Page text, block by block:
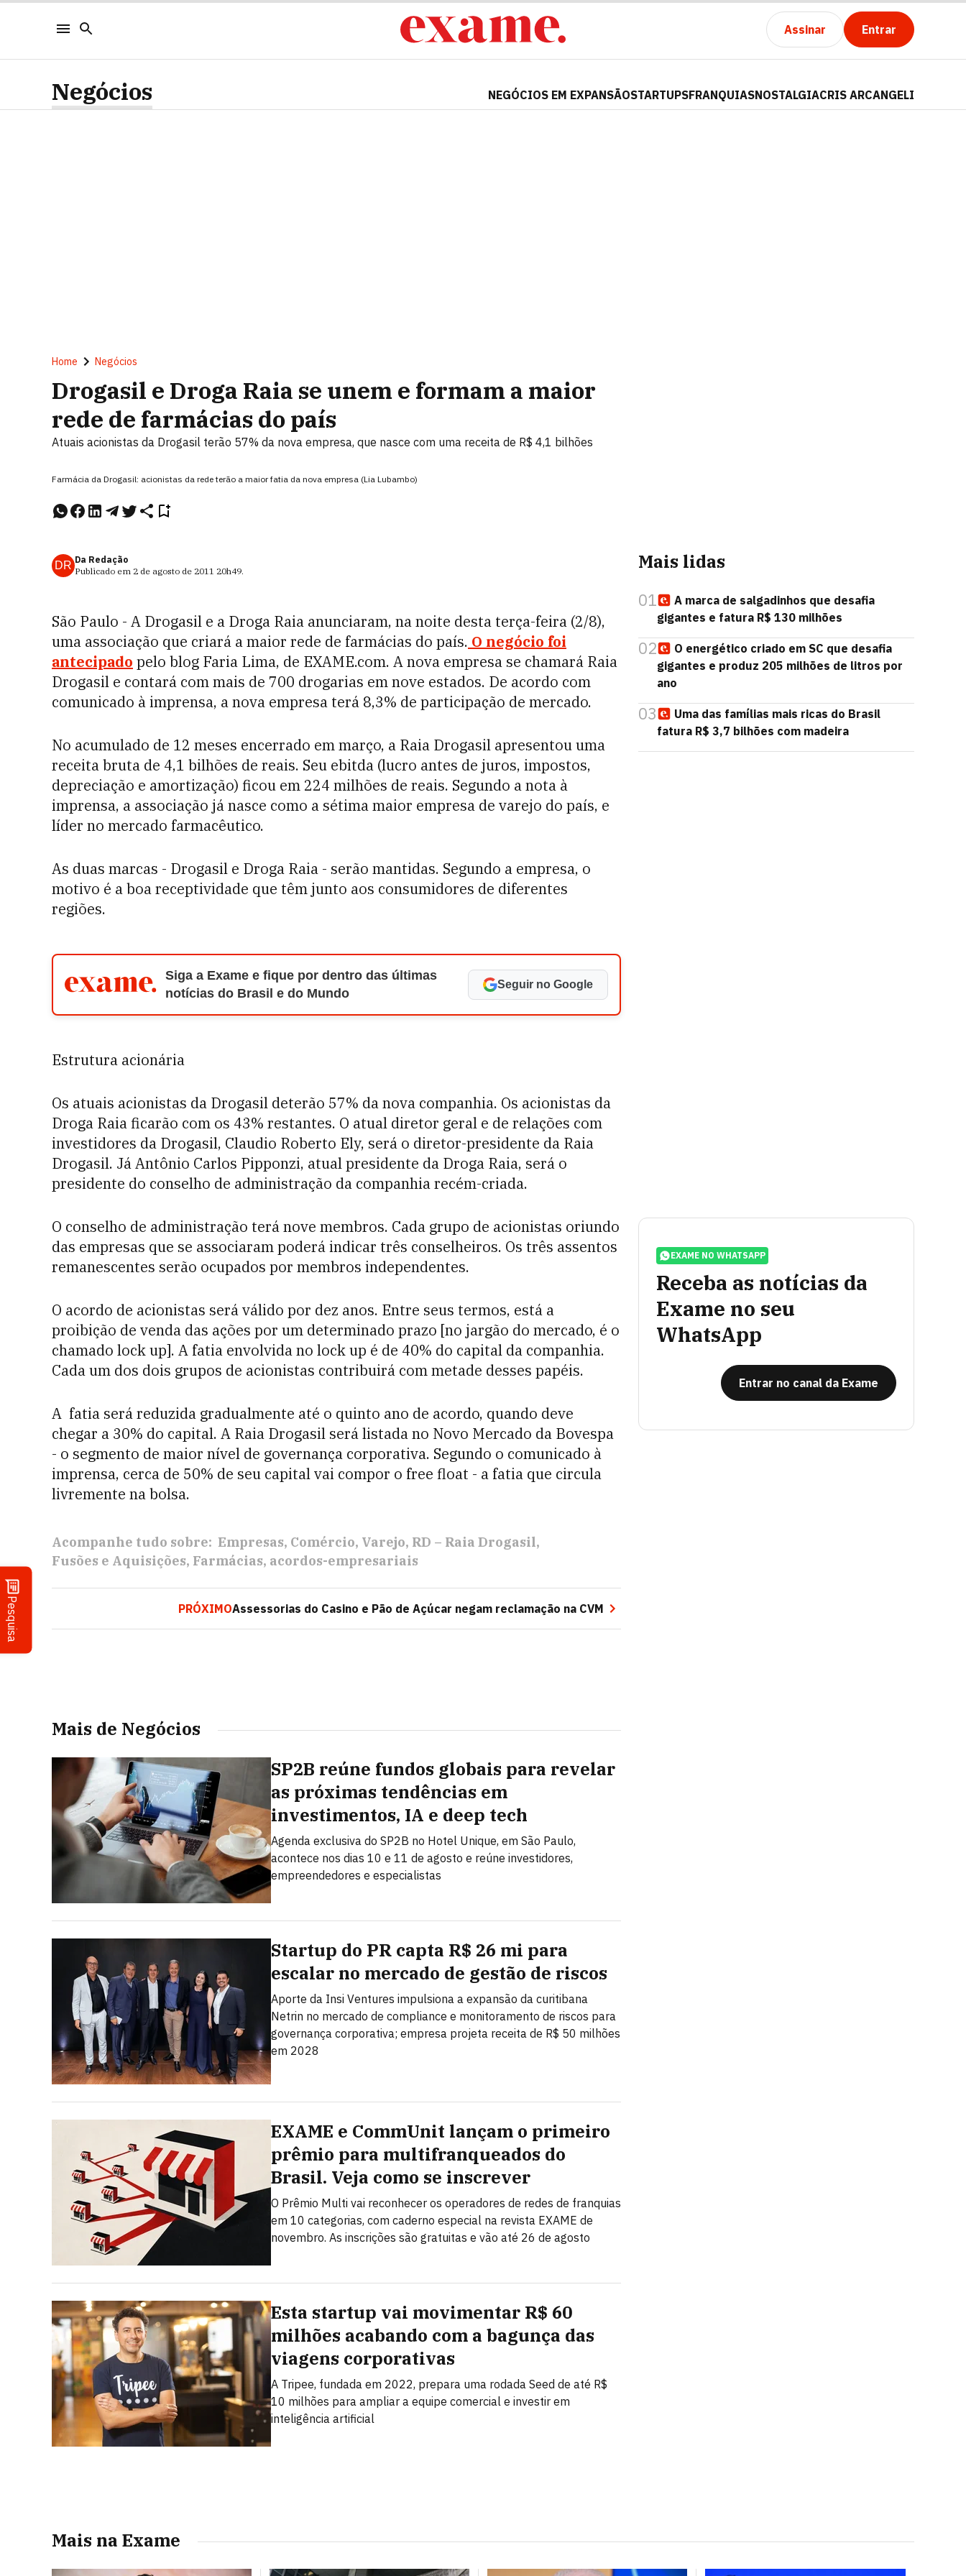
Assinar Entrar
Pesquisa
Negócios NEGÓCIOS EM EXPANSÃOSTARTUPSFRANQUIASNOSTALGIACRIS ARCANGELI
Home Negócios
Drogasil e Droga Raia se unem e formam a maior
rede de farmácias do país
Atuais acionistas da Drogasil terão 57% da nova empresa, que nasce com uma receita de R$ 4,1 bilhões
Farmácia da Drogasil: acionistas da rede terão a maior fatia da nova empresa (Lia Lubambo)
DR Da Redação
Publicado em 2 de agosto de 2011 20h49.
São Paulo - A Drogasil e a Droga Raia anunciaram, na noite desta terça-feira (2/8),
uma associação que criará a maior rede de farmácias do país. O negócio foi
antecipado pelo blog Faria Lima, de EXAME.com. A nova empresa se chamará Raia
Drogasil e contará com mais de 700 drogarias em nove estados. De acordo com
comunicado à imprensa, a nova empresa terá 8,3% de participação de mercado.
No acumulado de 12 meses encerrado em março, a Raia Drogasil apresentou uma
receita bruta de 4,1 bilhões de reais. Seu ebitda (lucro antes de juros, impostos,
depreciação e amortização) ficou em 224 milhões de reais. Segundo a nota à
imprensa, a associação já nasce como a sétima maior empresa de varejo do país, e
líder no mercado farmacêutico.
As duas marcas - Drogasil e Droga Raia - serão mantidas. Segundo a empresa, o
motivo é a boa receptividade que têm junto aos consumidores de diferentes
regiões.
Siga a Exame e fique por dentro das últimas
notícias do Brasil e do Mundo
Seguir no Google
Estrutura acionária
Os atuais acionistas da Drogasil deterão 57% da nova companhia. Os acionistas da
Droga Raia ficarão com os 43% restantes. O atual diretor geral e de relações com
investidores da Drogasil, Claudio Roberto Ely, será o diretor-presidente da Raia
Drogasil. Já Antônio Carlos Pipponzi, atual presidente da Droga Raia, será o
presidente do conselho de administração da companhia recém-criada.
O conselho de administração terá nove membros. Cada grupo de acionistas oriundo
das empresas que se associaram poderá indicar três conselheiros. Os três assentos
remanescentes serão ocupados por membros independentes.
O acordo de acionistas será válido por dez anos. Entre seus termos, está a
proibição de venda das ações por um determinado prazo [no jargão do mercado, é o
chamado lock up]. A fatia envolvida no lock up é de 40% do capital da companhia.
Cada um dos dois grupos de acionistas contribuirá com metade desses papéis.
A fatia será reduzida gradualmente até o quinto ano de acordo, quando deve
chegar a 30% do capital. A Raia Drogasil será listada no Novo Mercado da Bovespa
- o segmento de maior nível de governança corporativa. Segundo o comunicado à
imprensa, cerca de 50% de seu capital vai compor o free float - a fatia que circula
livremente na bolsa.
Acompanhe tudo sobre: Empresas Comércio Varejo RD – Raia Drogasil
Fusões e Aquisições Farmácias acordos-empresariais
PRÓXIMOAssessorias do Casino e Pão de Açúcar negam reclamação na CVM
Mais de Negócios
SP2B reúne fundos globais para revelar
as próximas tendências em
investimentos, IA e deep tech
Agenda exclusiva do SP2B no Hotel Unique, em São Paulo,
acontece nos dias 10 e 11 de agosto e reúne investidores,
empreendedores e especialistas
Startup do PR capta R$ 26 mi para
escalar no mercado de gestão de riscos
Aporte da Insi Ventures impulsiona a expansão da curitibana
Netrin no mercado de compliance e monitoramento de riscos para
governança corporativa; empresa projeta receita de R$ 50 milhões
em 2028
EXAME e CommUnit lançam o primeiro
prêmio para multifranqueados do
Brasil. Veja como se inscrever
O Prêmio Multi vai reconhecer os operadores de redes de franquias
em 10 categorias, com caderno especial na revista EXAME de
novembro. As inscrições são gratuitas e vão até 26 de agosto
Esta startup vai movimentar R$ 60
milhões acabando com a bagunça das
viagens corporativas
A Tripee, fundada em 2022, prepara uma rodada Seed de até R$
10 milhões para ampliar a equipe comercial e investir em
inteligência artificial
Mais lidas
01
A marca de salgadinhos que desafia
gigantes e fatura R$ 130 milhões
02
O energético criado em SC que desafia
gigantes e produz 205 milhões de litros por
ano
03
Uma das famílias mais ricas do Brasil
fatura R$ 3,7 bilhões com madeira
EXAME NO WHATSAPP
Receba as notícias da
Exame no seu
WhatsApp
Entrar no canal da Exame
Mais na Exame